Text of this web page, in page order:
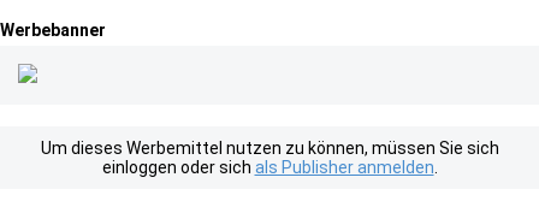
Werbebanner
Um dieses Werbemittel nutzen zu können, müssen Sie sich
einloggen oder sich als Publisher anmelden